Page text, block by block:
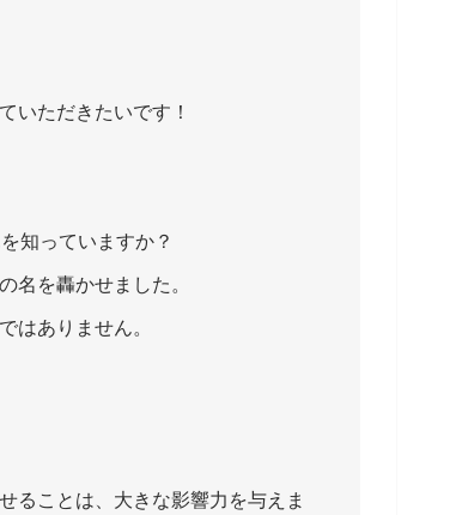
いただきたいです！
知っていますか？
名を轟かせました。
はありません。
ることは、大きな影響力を与えま